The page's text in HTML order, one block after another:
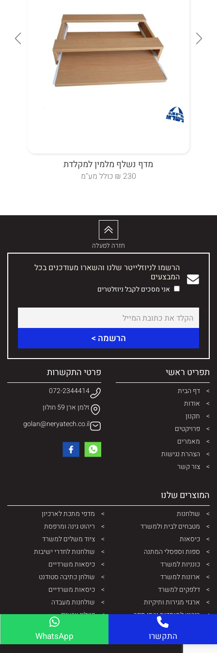
מדף נשלף מלמין למקלדת
230 ₪ כולל מע"מ
חזרה למעלה
הרשמו לניוזלייטר שלנו והשארו מעודכנים בכל
המבצעים
אני מסכים לקבל ניוזלטרים
תפריט ראשי
דף הבית
אודות
תקנון
פרויקטים
מאמרים
הצהרת נגישות
צור קשר
המוצרים שלנו
שולחנות
מטבחים לבית ולמשרד
כיסאות
ספות וספסלי המתנה
כונניות למשרד
ארונות למשרד
דלפקים למשרד
ארגזי מגירות ותיקיות
ריהוט למוסדות ובתי ספר
ארונות ותיקיות ממתכת
מדפי מתכת לארכיון
ריהוט גינה ומרפסת
ציוד משלים למשרד
שולחנות לחדרי ישיבות
כיסאות משרדיים
שולחן כתיבה סטודנט
כיסאות משרדיים
שולחנות מעבדה
קטלוג צבעים
פרטי התקשרות
072-2344414
זלמן ארן 59 חולון
golan@neryatech.co.il
התקשרו WhatsApp